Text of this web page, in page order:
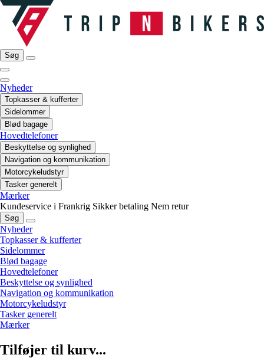
Søg
Nyheder
Topkasser & kufferter
Sidelommer
Blød bagage
Hovedtelefoner
Beskyttelse og synlighed
Navigation og kommunikation
Motorcykeludstyr
Tasker generelt
Mærker
Kundeservice i Frankrig Sikker betaling Nem retur
Søg
Nyheder
Topkasser & kufferter
Sidelommer
Blød bagage
Hovedtelefoner
Beskyttelse og synlighed
Navigation og kommunikation
Motorcykeludstyr
Tasker generelt
Mærker
Tilføjer til kurv...